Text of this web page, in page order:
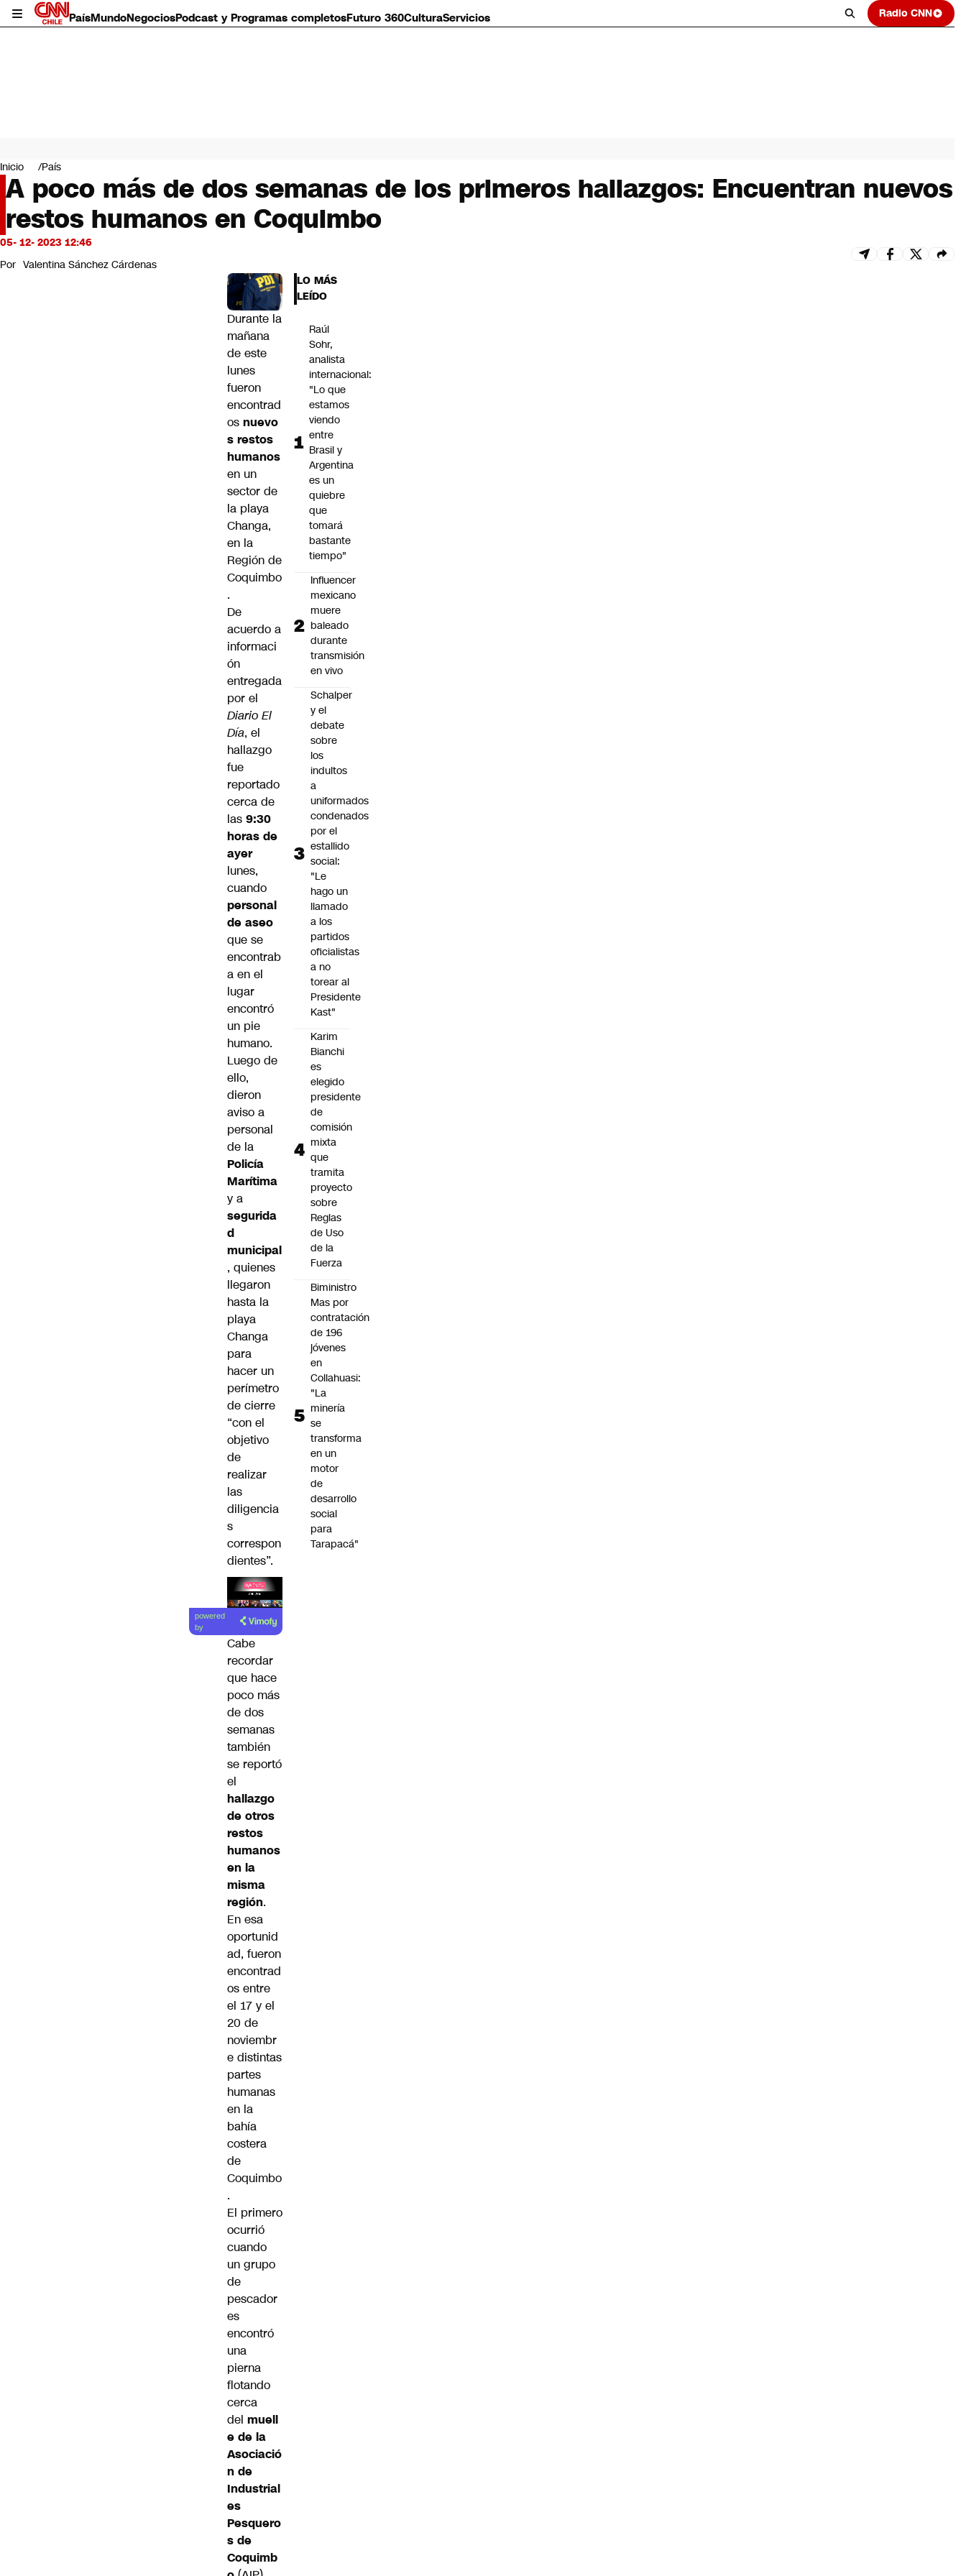
PaísMundoNegociosPodcast y Programas completosFuturo 360CulturaServicios Radio CNN
Mundo
Negocios
Deportes
Programas completos
Cultura
Servicios
Bits
CNN Data
Inicio País
A poco más de dos semanas de los primeros hallazgos: Encuentran nuevos
restos humanos en Coquimbo
05- 12- 2023 12:46
Por Valentina Sánchez Cárdenas
Durante la
mañana
de este
lunes
fueron
encontrad
os nuevo
s restos
humanos
en un
sector de
la playa
Changa,
en la
Región de
Coquimbo
.
De
acuerdo a
informaci
ón
entregada
por el
Diario El
Día, el
hallazgo
fue
reportado
cerca de
las 9:30
horas de
ayer
lunes,
cuando
personal
de aseo
que se
encontrab
a en el
lugar
encontró
un pie
humano.
Luego de
ello,
dieron
aviso a
personal
de la
Policía
Marítima
y a
segurida
d
municipal
, quienes
llegaron
hasta la
playa
Changa
para
hacer un
perímetro
de cierre
“con el
objetivo
de
realizar
las
diligencia
s
correspon
dientes”.
Lea el
artículo
powered
by
Cabe
recordar
que hace
poco más
de dos
semanas
también
se reportó
el
hallazgo
de otros
restos
humanos
en la
misma
región.
En esa
oportunid
ad, fueron
encontrad
os entre
el 17 y el
20 de
noviembr
e distintas
partes
humanas
en la
bahía
costera
de
Coquimbo
.
El primero
ocurrió
cuando
un grupo
de
pescador
es
encontró
una
pierna
flotando
cerca
del muell
e de la
Asociació
n de
Industrial
es
Pesquero
s de
Coquimb
LO MÁS
LEÍDO
Raúl
Sohr,
analista
internacional:
"Lo que
estamos
viendo
entre
Brasil y
Argentina
es un
quiebre
que
tomará
bastante
tiempo"
Influencer
mexicano
muere
baleado
durante
transmisión
en vivo
Schalper
y el
debate
sobre
los
indultos
a
uniformados
condenados
por el
estallido
social:
"Le
hago un
llamado
a los
partidos
oficialistas
a no
torear al
Presidente
Kast"
Karim
Bianchi
es
elegido
presidente
de
comisión
mixta
que
tramita
proyecto
sobre
Reglas
de Uso
de la
Fuerza
Biministro
Mas por
contratación
de 196
jóvenes
en
Collahuasi:
"La
minería
se
transforma
en un
motor
de
desarrollo
social
para
Tarapacá"